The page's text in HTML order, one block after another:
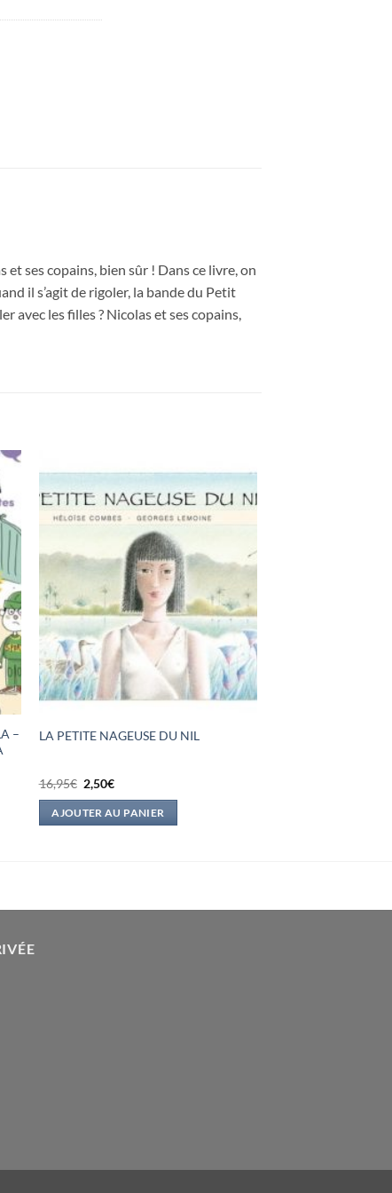
ses copains, bien sûr ! Dans ce livre, on
il s’agit de rigoler, la bande du Petit
avec les filles ? Nicolas et ses copains,
–
LA PETITE NAGEUSE DU NIL
16,95€ Le
prix
initial
était :
2,50€Le
actuel
est :
AJOUTER AU PANIER